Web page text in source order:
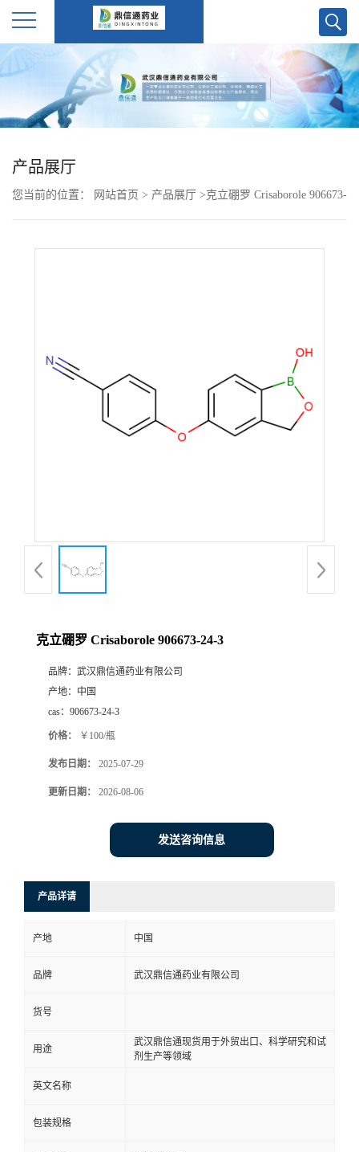
公
产
产品展厅
您当前的位置： 网站首页 > 产品展厅 >克立硼罗 Crisaborole 906673-
克立硼罗 Crisaborole 906673-24-3
品牌： 武汉鼎信通药业有限公司
产地： 中国
cas： 906673-24-3
价格： ￥100/瓶
发布日期： 2025-07-29
更新日期： 2026-08-06
发送咨询信息
产品详请
产地 中国
品牌 武汉鼎信通药业有限公司
货号
用途
武汉鼎信通现货用于外贸出口、科学研究和试
剂生产等领域
英文名称
包装规格